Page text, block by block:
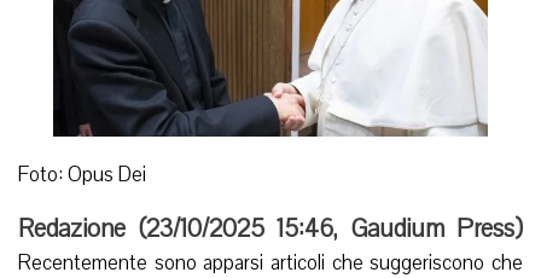
Foto: Opus Dei
Redazione (23/10/2025 15:46, Gaudium Press)
Recentemente sono apparsi articoli che suggeriscono che